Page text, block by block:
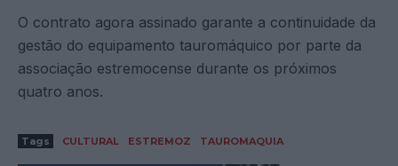
O contrato agora assinado garante a continuidade da
gestão do equipamento tauromáquico por parte da
associação estremocense durante os próximos
quatro anos.
Tags CULTURAL ESTREMOZ TAUROMAQUIA